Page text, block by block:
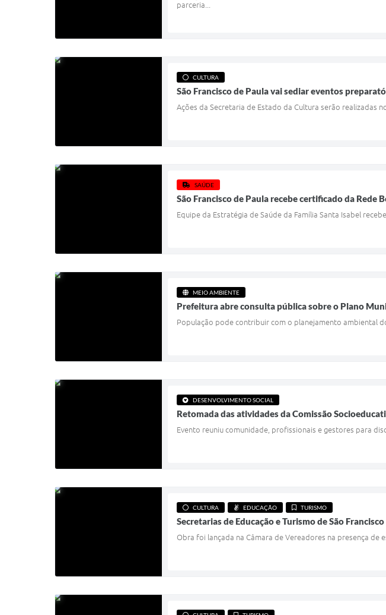
parceria...
CULTURA
São Francisco de Paula vai sediar eventos
Ações da Secretaria de Estado da Cultura serão realizadas
SAÚDE
São Francisco de Paula recebe certificado da Rede
Equipe da Estratégia de Saúde da Família Santa Isabel
MEIO AMBIENTE
Prefeitura abre consulta pública sobre o Plano
População pode contribuir com o planejamento ambiental
DESENVOLVIMENTO SOCIAL
Retomada das atividades da Comissão
Evento reuniu comunidade, profissionais e gestores para
CULTURA EDUCAÇÃO TURISMO
Secretarias de Educação e Turismo de São
Obra foi lançada na Câmara de Vereadores na presença de